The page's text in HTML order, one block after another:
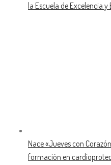
la Escuela de Excelencia
Nace «Jueves con
formación en